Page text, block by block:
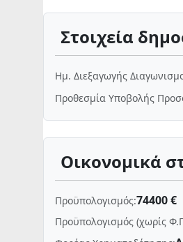
Στοιχεία
Ημ. Διεξαγωγής
Προθεσμία Υποβολής
Οικονομικά
Προϋπολογισμός:74400 €
Προϋπολογισμός (χωρίς